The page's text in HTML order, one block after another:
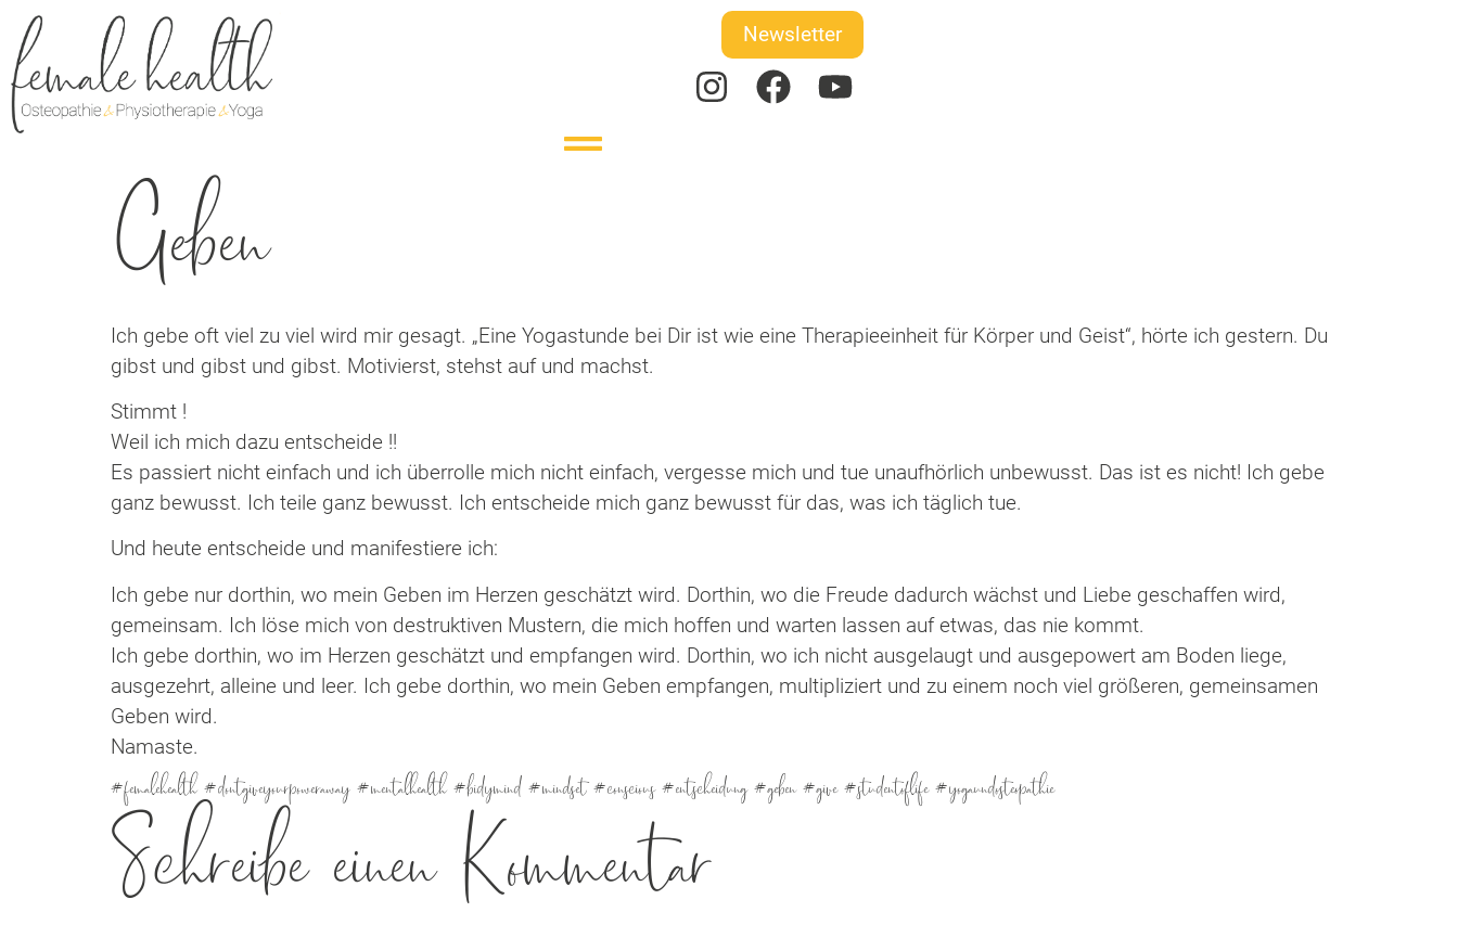
Newsletter
Geben
Ich gebe oft viel zu viel wird mir gesagt. „Eine Yogastunde bei Dir ist wie eine Therapieeinheit für Körper und Geist“, hörte ich gestern. Du
gibst und gibst und gibst. Motivierst, stehst auf und machst.
Stimmt !
Weil ich mich dazu entscheide !!
Es passiert nicht einfach und ich überrolle mich nicht einfach, vergesse mich und tue unaufhörlich unbewusst. Das ist es nicht! Ich gebe
ganz bewusst. Ich teile ganz bewusst. Ich entscheide mich ganz bewusst für das, was ich täglich tue.
Und heute entscheide und manifestiere ich:
Ich gebe nur dorthin, wo mein Geben im Herzen geschätzt wird. Dorthin, wo die Freude dadurch wächst und Liebe geschaffen wird,
gemeinsam. Ich löse mich von destruktiven Mustern, die mich hoffen und warten lassen auf etwas, das nie kommt.
Ich gebe dorthin, wo im Herzen geschätzt und empfangen wird. Dorthin, wo ich nicht ausgelaugt und ausgepowert am Boden liege,
ausgezehrt, alleine und leer. Ich gebe dorthin, wo mein Geben empfangen, multipliziert und zu einem noch viel größeren, gemeinsamen
Geben wird.
Namaste.
#femalehealth #dontgiveyourpoweraway #mentalhealth #bidymind #mindset #conscious #entscheidung #geben #give #studentoflife #yogaundosteopathie
Schreibe einen Kommentar